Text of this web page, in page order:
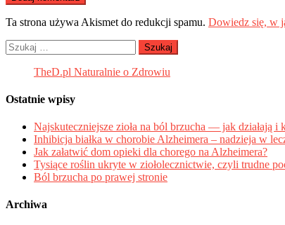
Ta strona używa Akismet do redukcji spamu. Dowiedz się, w
Szukaj:
TheD.pl Naturalnie o Zdrowiu
Ostatnie wpisy
Najskuteczniejsze zioła na ból brzucha — jak działają i
Inhibicja białka w chorobie Alzheimera – nadzieja w
Jak załatwić dom opieki dla chorego na Alzheimera?
Tysiące roślin ukryte w ziołolecznictwie, czyli trudne
Ból brzucha po prawej stronie
Archiwa